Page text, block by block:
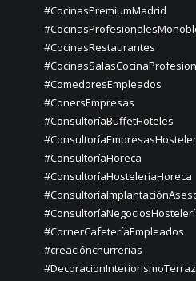
#CocinasPremiumMadrid
#CocinasRestaurantes
#ComedoresEmpleados
#ConersEmpresas
#ConsultoríaBuffetHoteles
#ConsultoríaHoreca
#ConsultoríaHosteleríaHoreca
#CornerCafeteríaEmpleados
#creaciónchurrerías